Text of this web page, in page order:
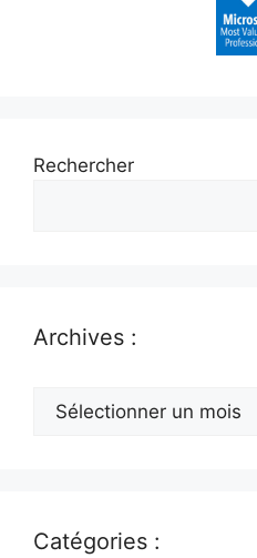
Rechercher
Archives :
Archives
Catégories :